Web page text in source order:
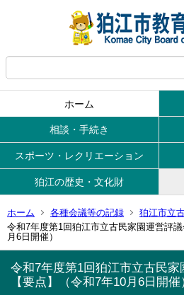
ホーム
相談・手続き
スポーツ・レクリエーション
狛江の歴史・文化財
ホーム 各種会議等の記録
狛江市立
令和7年度第1回狛江市立古民家園運営評
月6日開催）
令和7年度第1回狛江市立古民
【要点】（令和7年10月6日開催